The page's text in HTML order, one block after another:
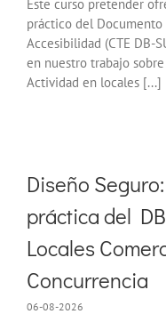
Este curso pretender
práctico del
Accesibilidad (CTE DB-
en nuestro trabajo
Actividad en locales [...]
Diseño
práctica del
Locales
Concurrencia
06-08-2026